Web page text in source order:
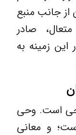
از جانب منبع
صادر
زمینه به
است. وحی
و معانی